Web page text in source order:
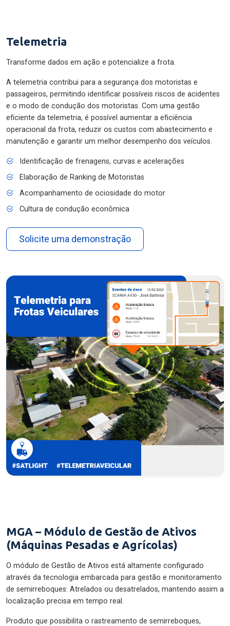
Telemetria
Transforme dados em ação e potencialize a frota.
A telemetria contribui para a segurança dos motoristas e
passageiros, permitindo identificar possíveis riscos de acidentes
e o modo de condução dos motoristas. Com uma gestão
eficiente da telemetria, é possível aumentar a eficiência
operacional da frota, reduzir os custos com abastecimento e
manutenção e garantir um melhor desempenho dos veículos.
Identificação de frenagens, curvas e acelerações
Elaboração de Ranking de Motoristas
Acompanhamento de ociosidade do motor
Cultura de condução econômica
Solicite uma demonstração
MGA – Módulo de Gestão de Ativos
(Máquinas Pesadas e Agrícolas)
O módulo de Gestão de Ativos está altamente configurado
através da tecnologia embarcada para gestão e monitoramento
de semirreboques: Atrelados ou desatrelados, mantendo assim a
localização precisa em tempo real.
Produto que possibilita o rastreamento de semirreboques,